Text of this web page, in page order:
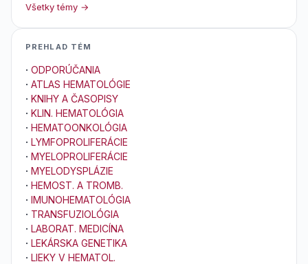
Všetky témy →
PREHLAD TÉM
· ODPORÚČANIA
· ATLAS HEMATOLÓGIE
· KNIHY A ČASOPISY
· KLIN. HEMATOLÓGIA
· HEMATOONKOLÓGIA
· LYMFOPROLIFERÁCIE
· MYELOPROLIFERÁCIE
· MYELODYSPLÁZIE
· HEMOST. A TROMB.
· IMUNOHEMATOLÓGIA
· TRANSFUZIOLÓGIA
· LABORAT. MEDICÍNA
· LEKÁRSKA GENETIKA
· LIEKY V HEMATOL.